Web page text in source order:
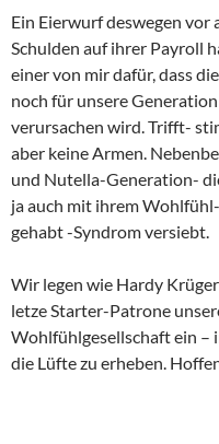
Ein Eierwurf deswegen vor
Schulden auf ihrer Payroll
einer von mir dafür, dass
noch für unsere
verursachen wird. Trifft-
aber keine Armen.
und Nutella-Generation-
ja auch mit ihrem
gehabt -Syndrom versiebt.
Wir legen wie Hardy
letze Starter-Patrone
Wohlfühlgesellschaft ein –
die Lüfte zu erheben.